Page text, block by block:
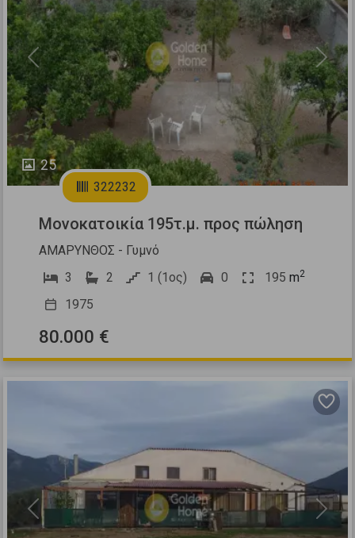
25
Previous Next
322232
Μονοκατοικία 195τ.μ. προς πώληση
ΑΜΑΡΥΝΘΟΣ - Γυμνό
3
2 1 (1ος) 0 195 m2
1975
80.000 €
Previous Next